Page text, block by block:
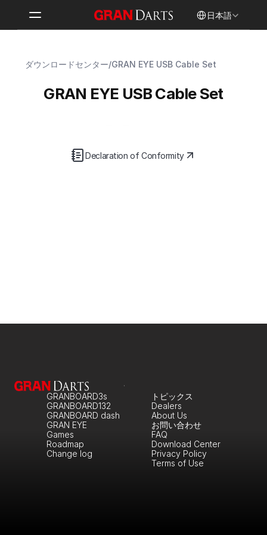
日本語
ダウンロードセンター/GRAN EYE USB Cable Set
GRAN EYE USB Cable Set
Declaration of Conformity
GRANBOARD3s
GRANBOARD132
GRANBOARD dash
GRAN EYE
Games
Roadmap
Change log
About Us
トピックス
Dealers
お問い合わせ
FAQ
Download Center
Privacy Policy
Terms of Use